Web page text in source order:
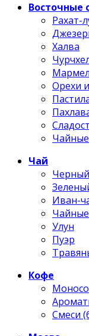
Восточные
Рахат-
Халва
Орехи
Чай
Иван-
Улун
Пуэр
Кофе
Смеси